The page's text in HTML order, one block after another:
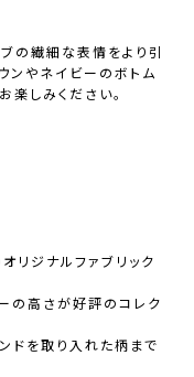
の繊細な表情をより引
ンやネイビーのボトム
楽しみください。
リジナルファブリック
の高さが好評のコレク
ドを取り入れた柄まで